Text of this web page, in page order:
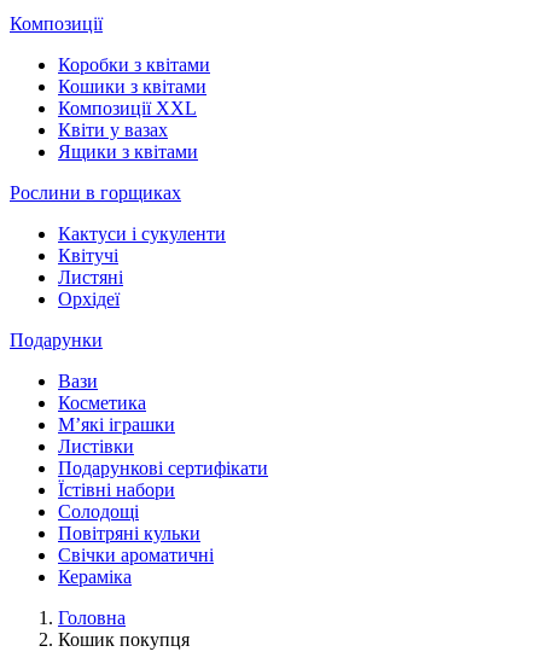
Композиції
Коробки з квітами
Кошики з квітами
Композиції XXL
Квіти у вазах
Ящики з квітами
Рослини в горщиках
Кактуси і сукуленти
Квітучі
Листяні
Орхідеї
Подарунки
Вази
Косметика
М’які іграшки
Листівки
Подарункові сертифікати
Їстівні набори
Солодощі
Повітряні кульки
Свічки ароматичні
Кераміка
Головна
Кошик покупця